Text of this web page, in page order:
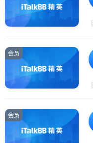
会员
会员